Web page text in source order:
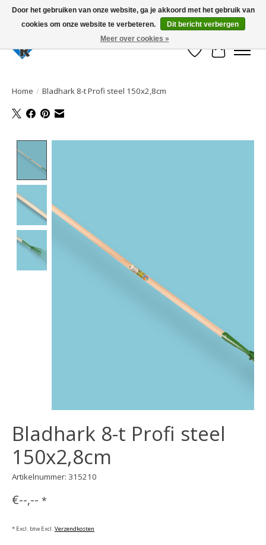
Large selection of products and fast shipping!
Verlanglijst
Home / Bladhark 8-t Profi steel 150x2,8cm
Bladhark 8-t Profi steel
150x2,8cm
Artikelnummer: 315210
€--,-- *
* Excl. btw Excl. Verzendkosten
Door het gebruiken van onze website, ga je akkoord met het gebruik van
cookies om onze website te verbeteren.
Dit bericht verbergen
Meer over cookies »